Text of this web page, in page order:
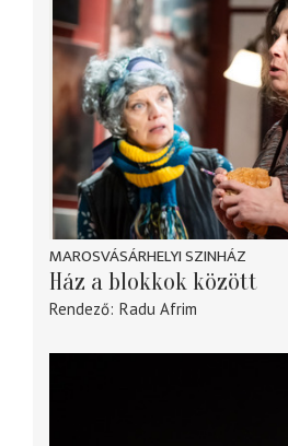
MAROSVÁSÁRHELYI SZINHÁZ
Ház a blokkok között
Rendező Radu Afrim